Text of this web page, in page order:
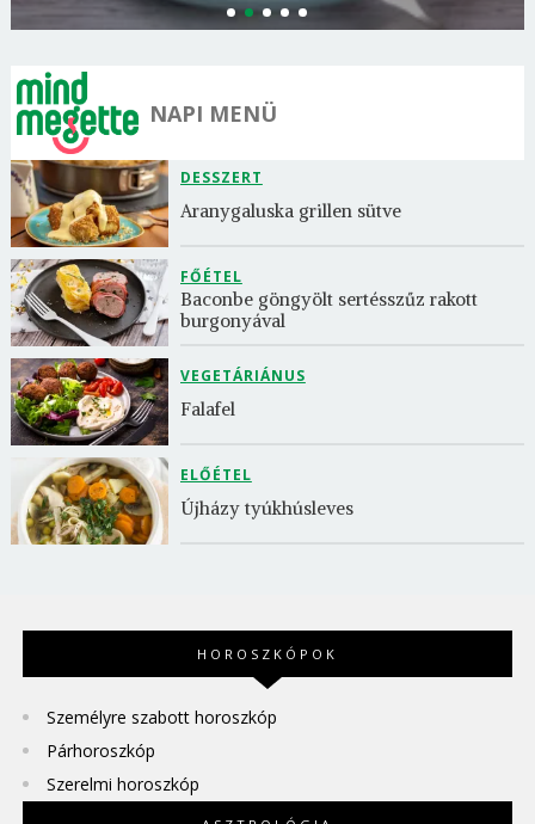
NAPI MENÜ
DESSZERT
Aranygaluska grillen sütve
FŐÉTEL
Baconbe göngyölt sertésszűz rakott
burgonyával
VEGETÁRIÁNUS
Falafel
ELŐÉTEL
Újházy tyúkhúsleves
HOROSZKÓPOK
Személyre szabott horoszkóp
Párhoroszkóp
Szerelmi horoszkóp